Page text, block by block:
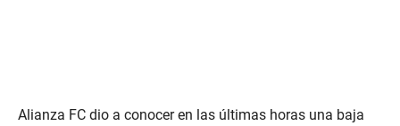
Alianza FC dio a conocer en las últimas horas una baja